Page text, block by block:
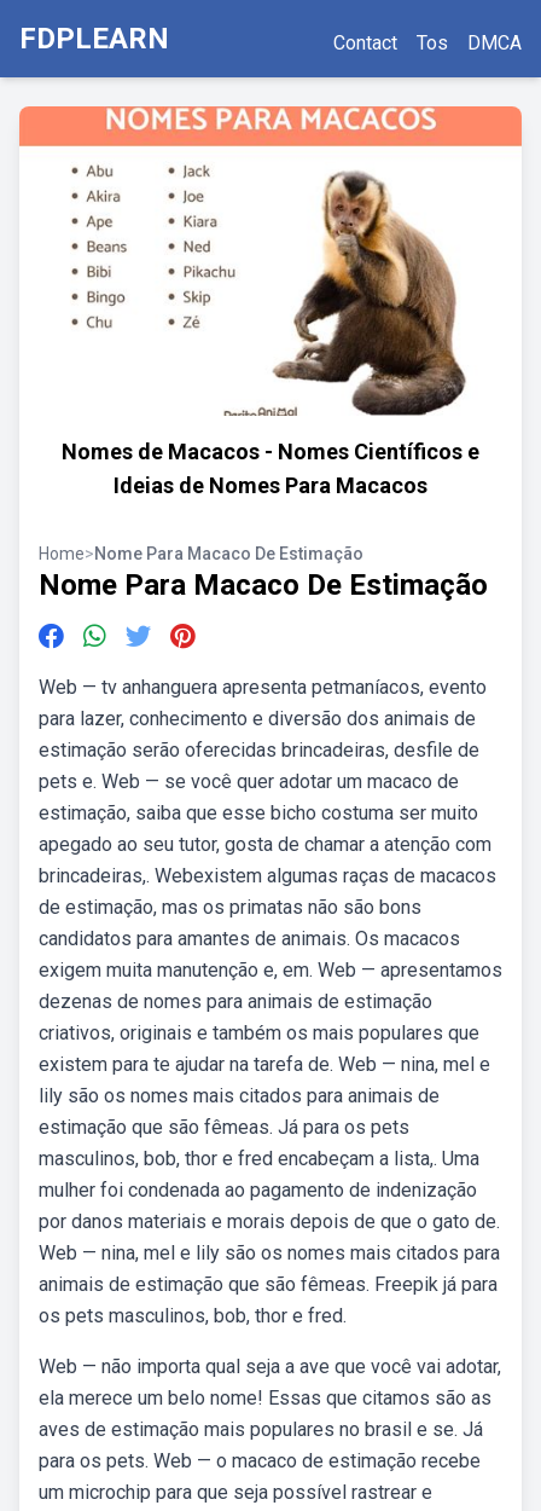
FDPLEARN Contact Tos DMCA
Nomes de Macacos - Nomes Científicos e
Ideias de Nomes Para Macacos
Home>Nome Para Macaco De Estimação
Nome Para Macaco De Estimação
Web — tv anhanguera apresenta petmaníacos, evento
para lazer, conhecimento e diversão dos animais de
estimação serão oferecidas brincadeiras, desfile de
pets e. Web — se você quer adotar um macaco de
estimação, saiba que esse bicho costuma ser muito
apegado ao seu tutor, gosta de chamar a atenção com
brincadeiras,. Webexistem algumas raças de macacos
de estimação, mas os primatas não são bons
candidatos para amantes de animais. Os macacos
exigem muita manutenção e, em. Web — apresentamos
dezenas de nomes para animais de estimação
criativos, originais e também os mais populares que
existem para te ajudar na tarefa de. Web — nina, mel e
lily são os nomes mais citados para animais de
estimação que são fêmeas. Já para os pets
masculinos, bob, thor e fred encabeçam a lista,. Uma
mulher foi condenada ao pagamento de indenização
por danos materiais e morais depois de que o gato de.
Web — nina, mel e lily são os nomes mais citados para
animais de estimação que são fêmeas. Freepik já para
os pets masculinos, bob, thor e fred.
Web — não importa qual seja a ave que você vai adotar,
ela merece um belo nome! Essas que citamos são as
aves de estimação mais populares no brasil e se. Já
para os pets. Web — o macaco de estimação recebe
um microchip para que seja possível rastrear e